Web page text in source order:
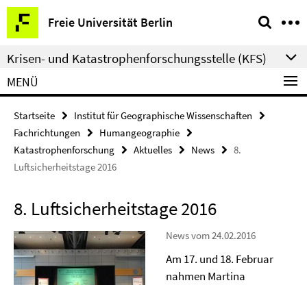
Springe
direkt
zu
Inhalt
Freie Universität Berlin
Service-
Navigation
Krisen- und Katastrophenforschungsstelle (KFS)
MENÜ
Startseite
Institut für Geographische Wissenschaften
Fachrichtungen
Humangeographie
Katastrophenforschung
Aktuelles News
8.
Luftsicherheitstage 2016
8. Luftsicherheitstage 2016
News vom 24.02.2016
Am 17. und 18. Februar
nahmen Martina